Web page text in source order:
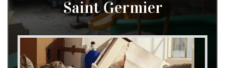
Saint Germier